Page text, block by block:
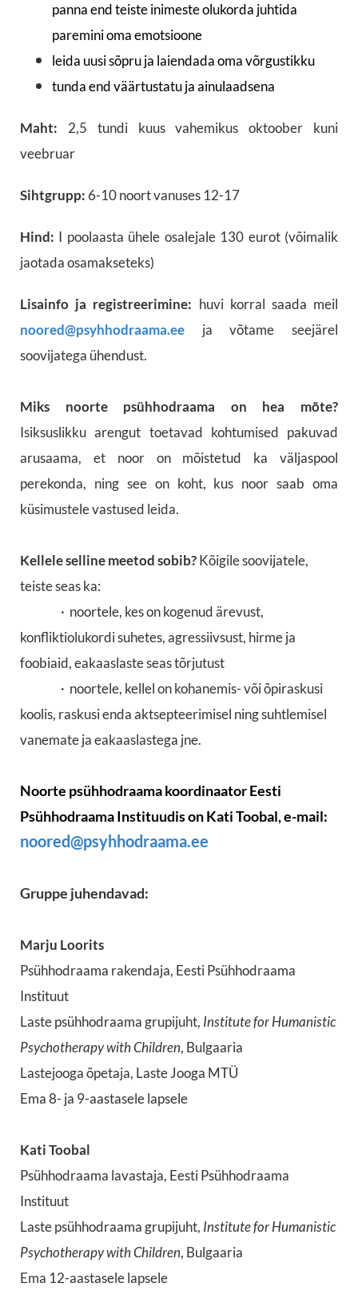
panna end teiste inimeste olukorda juhtida
paremini oma emotsioone
leida uusi sõpru ja laiendada oma võrgustikku
tunda end väärtustatu ja ainulaadsena
Maht: 2,5 tundi kuus vahemikus oktoober kuni
veebruar
Sihtgrupp: 6-10 noort vanuses 12-17
Hind: I poolaasta ühele osalejale 130 eurot (võimalik
jaotada osamakseteks)
Lisainfo ja registreerimine: huvi korral saada meil
noored@psyhhodraama.ee ja võtame seejärel
soovijatega ühendust.
Miks noorte psühhodraama on hea mõte?
Isiksuslikku arengut toetavad kohtumised pakuvad
arusaama, et noor on mõistetud ka väljaspool
perekonda, ning see on koht, kus noor saab oma
küsimustele vastused leida.
Kellele selline meetod sobib?Kõigile soovijatele,
teiste seas ka:
· noortele, kes on kogenud ärevust,
konfliktiolukordi suhetes, agressiivsust, hirme ja
foobiaid, eakaaslaste seas tõrjutust
· noortele, kellel on kohanemis- või õpiraskusi
koolis, raskusi enda aktsepteerimisel ning suhtlemisel
vanemate ja eakaaslastega jne.
Noorte psühhodraama koordinaator Eesti
Psühhodraama Instituudis on Kati Toobal, e-mail:
noored@psyhhodraama.ee
Gruppe juhendavad:
Marju Loorits
Psühhodraama rakendaja, Eesti Psühhodraama
Instituut
Laste psühhodraama grupijuht, Institute for Humanistic
Psychotherapy with Children, Bulgaaria
Lastejooga õpetaja, Laste Jooga MTÜ
Ema 8- ja 9-aastasele lapsele
Kati Toobal
Psühhodraama lavastaja, Eesti Psühhodraama
Instituut
Laste psühhodraama grupijuht, Institute for Humanistic
Psychotherapy with Children, Bulgaaria
Ema 12-aastasele lapsele